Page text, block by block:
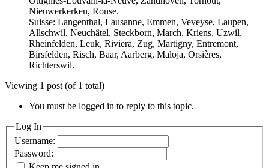
Nieuwerkerken, Ronse.
Suisse: Langenthal, Lausanne, Emmen, Veveyse, Laupen,
Allschwil, Neuchâtel, Steckborn, March, Kriens, Uzwil,
Rheinfelden, Leuk, Riviera, Zug, Martigny, Entremont,
Birsfelden, Risch, Baar, Aarberg, Maloja, Orsières,
Richterswil.
Viewing 1 post (of 1 total)
You must be logged in to reply to this topic.
Log In
Username:
Password: